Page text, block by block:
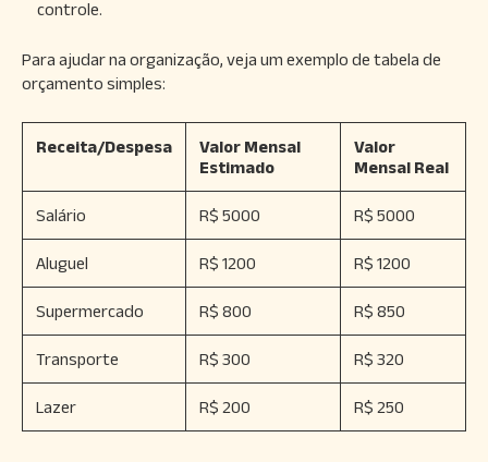
controle.
Para ajudar na organização, veja um exemplo de tabela de
orçamento simples:
Receita/Despesa
Valor Mensal
Estimado
Valor
Mensal Real
Salário R$ 5000 R$ 5000
Aluguel R$ 1200 R$ 1200
Supermercado R$ 800 R$ 850
Transporte R$ 300 R$ 320
Lazer R$ 200 R$ 250